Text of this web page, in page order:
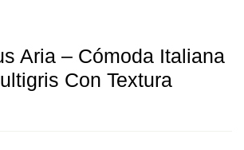
Aria – Cómoda Italiana
Con Textura